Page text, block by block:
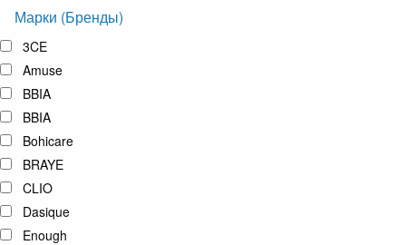
Марки (Бренды)
3CE
Amuse
BBIA
BBIA
Bohicare
BRAYE
CLIO
Dasique
Enough